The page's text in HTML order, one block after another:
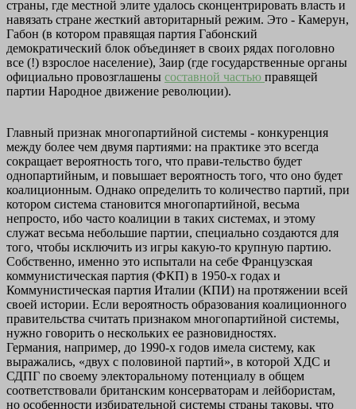
страны, где местной эли­те удалось сконцентрировать власть и
навязать стране жесткий авторитарный режим. Это - Камерун,
Габон (в котором правя­щая партия Габонский
демократический блок объединяет в своих рядах поголовно
все (!) взрослое население), Заир (где государ­ственные органы
официально провозглашены составной частью правящей
партии Народное движение революции).
Главный признак многопартийной системы - конкуренция
между более чем двумя партиями: на практике это всегда
сокращает вероятность того, что прави-тельство будет
однопартийным, и повышает вероятность того, что оно будет
коалиционным. Однако определить то количество партий, при
котором система становится многопартийной, весьма
непросто, ибо часто коалиции в таких системах, и этому
служат весьма небольшие партии, специально создаются для
того, чтобы исключить из игры какую-то крупную партию.
Собственно, именно это испытали на себе Французская
коммунистическая партия (ФКП) в 1950-х годах и
Коммунистическая партия Италии (КПИ) на протяжении всей
своей истории. Если вероятность образования коалиционного
правительства считать признаком многопартийной системы,
нужно говорить о нескольких ее разновидностях.
Германия, например, до 1990-х годов имела систему, как
выражались, «двух с половиной партий», в которой ХДС и
СДПГ по своему электоральному потенциалу в общем
соответствовали британским консерваторам и лейбористам,
но особенности избирательной системы страны таковы, что